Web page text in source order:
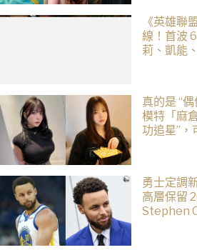
《英雄聯
線！首波
莉、凱能
真的是 “
模特「麻
功追星”，
勇士定調
高層保留
Stephen